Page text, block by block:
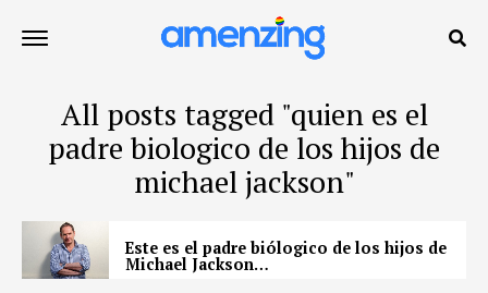
All posts tagged "quien es el
padre biologico de los hijos de
michael jackson"
Este es el padre biólogico de los hijos de
Michael Jackson…